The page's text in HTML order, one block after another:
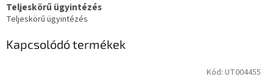
Teljeskörű ügyintézés
Teljeskörű ügyintézés
Kapcsolódó termékek
Kód: UT004455